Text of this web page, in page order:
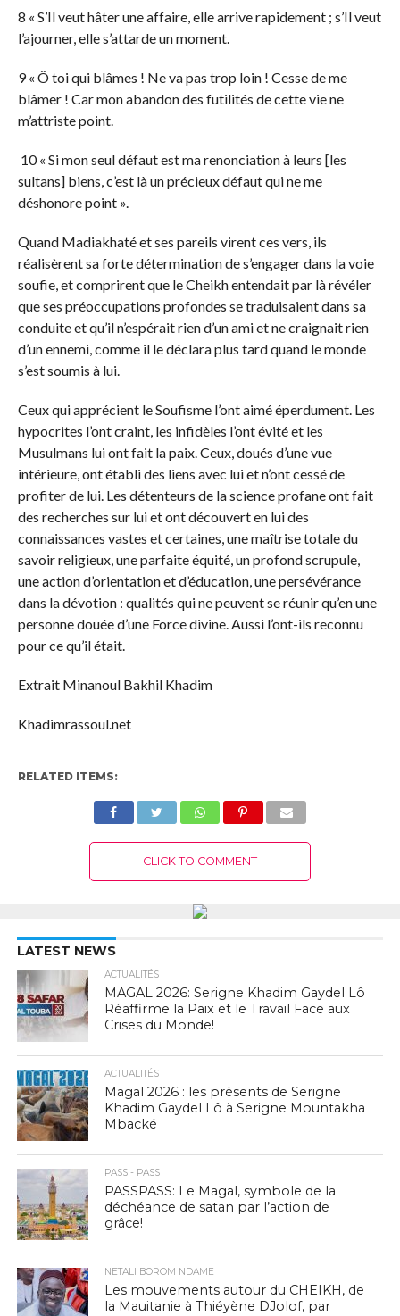
8 « S’Il veut hâter une affaire, elle arrive rapidement ; s’Il veut
l’ajourner, elle s’attarde un moment.
9 « Ô toi qui blâmes ! Ne va pas trop loin ! Cesse de me
blâmer ! Car mon abandon des futilités de cette vie ne
m’attriste point.
10 « Si mon seul défaut est ma renonciation à leurs [les
sultans] biens, c’est là un précieux défaut qui ne me
déshonore point ».
Quand Madiakhaté et ses pareils virent ces vers, ils
réalisèrent sa forte détermination de s’engager dans la voie
soufie, et comprirent que le Cheikh entendait par là révéler
que ses préoccupations profondes se traduisaient dans sa
conduite et qu’il n’espérait rien d’un ami et ne craignait rien
d’un ennemi, comme il le déclara plus tard quand le monde
s’est soumis à lui.
Ceux qui apprécient le Soufisme l’ont aimé éperdument. Les
hypocrites l’ont craint, les infidèles l’ont évité et les
Musulmans lui ont fait la paix. Ceux, doués d’une vue
intérieure, ont établi des liens avec lui et n’ont cessé de
profiter de lui. Les détenteurs de la science profane ont fait
des recherches sur lui et ont découvert en lui des
connaissances vastes et certaines, une maîtrise totale du
savoir religieux, une parfaite équité, un profond scrupule,
une action d’orientation et d’éducation, une persévérance
dans la dévotion : qualités qui ne peuvent se réunir qu’en une
personne douée d’une Force divine. Aussi l’ont-ils reconnu
pour ce qu’il était.
Extrait Minanoul Bakhil Khadim
Khadimrassoul.net
RELATED ITEMS:
CLICK TO COMMENT
LATEST NEWS
ACTUALITÉS
MAGAL 2026: Serigne Khadim Gaydel Lô
Réaffirme la Paix et le Travail Face aux
Crises du Monde!
ACTUALITÉS
Magal 2026 : les présents de Serigne
Khadim Gaydel Lô à Serigne Mountakha
Mbacké
PASS - PASS
PASSPASS: Le Magal, symbole de la
déchéance de satan par l’action de
grâce!
NETALI BOROM NDAME
Les mouvements autour du CHEIKH, de
la Mauitanie à Thiéyène DJolof, par